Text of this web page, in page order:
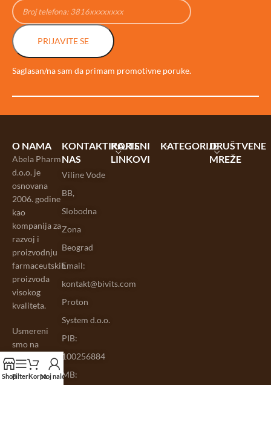
PRIJAVITE SE
Saglasan/na sam da primam promotivne poruke.
O NAMA
Abela Pharm
d.o.o. je
osnovana
2006. godine
kao
kompanija za
razvoj i
proizvodnju
farmaceutskih
proizvoda
visokog
kvaliteta.
Usmereni
smo na
istraživanje,
razvoj i
KONTAKTIRAJTE
NAS
Viline Vode
BB,
Slobodna
Zona
Beograd
Email:
kontakt@bivits.com
Proton
System d.o.o.
PIB:
100256884
MB:
KORISNI
LINKOVI
KATEGORIJEDRUŠTVENE
MREŽE
ShopFilteriKorpaMoj nalog